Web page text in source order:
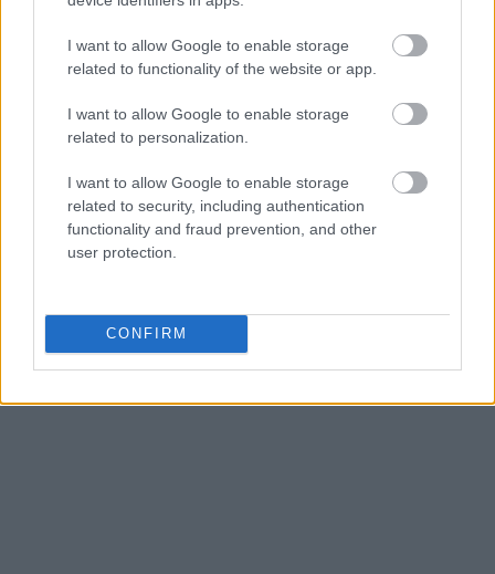
I want to allow Google to enable storage
related to functionality of the website or app.
I want to allow Google to enable storage
related to personalization.
I want to allow Google to enable storage
related to security, including authentication
functionality and fraud prevention, and other
user protection.
CONFIRM